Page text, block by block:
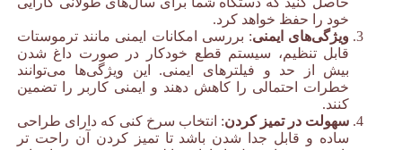
خود را حفظ خواهد کرد.
ویژگی‌های ایمنی: بررسی امکانات ایمنی مانند ترموستات
قابل تنظیم، سیستم قطع خودکار در صورت داغ شدن
بیش از حد و فیلترهای ایمنی. این ویژگی‌ها می‌توانند
خطرات احتمالی را کاهش دهند و ایمنی کاربر را تضمین
کنند.
سهولت در تمیز کردن: انتخاب سرخ کنی که دارای طراحی
ساده و قابل جدا شدن باشد تا تمیز کردن آن راحت تر